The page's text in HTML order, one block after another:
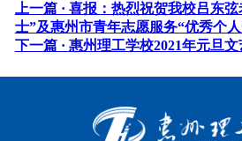
上一篇 · 喜报：热烈祝贺我校吕东
士”及惠州市青年志愿服务“优秀个
下一篇 · 惠州理工学校2021年元旦